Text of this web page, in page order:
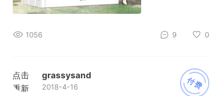
1056 9 0
付费
点击
重新
grassysand
2018-4-16